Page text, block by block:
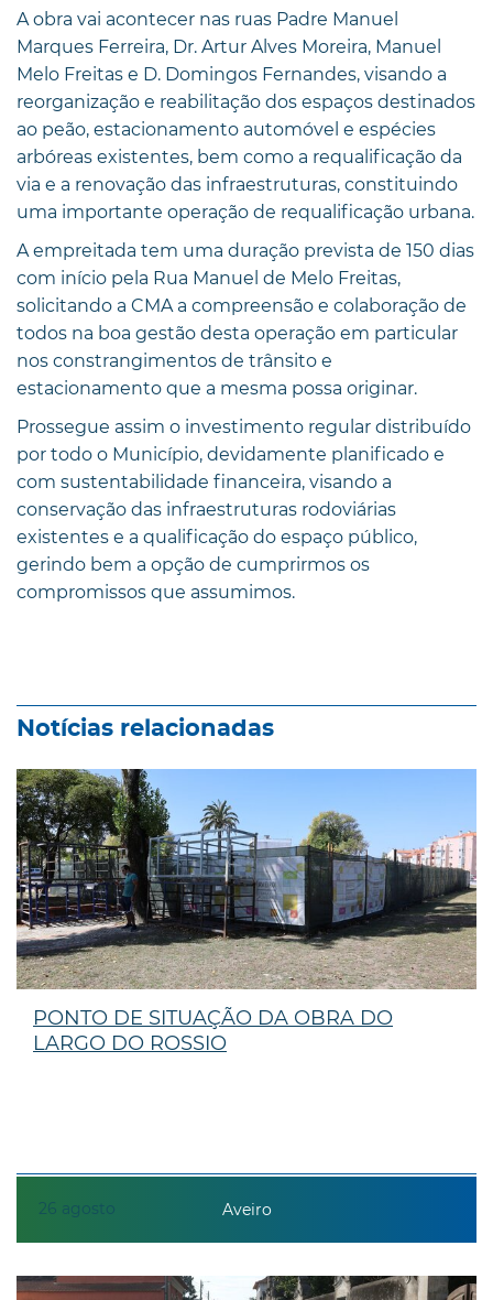
A obra vai acontecer nas ruas Padre Manuel
Marques Ferreira, Dr. Artur Alves Moreira, Manuel
Melo Freitas e D. Domingos Fernandes, visando a
reorganização e reabilitação dos espaços destinados
ao peão, estacionamento automóvel e espécies
arbóreas existentes, bem como a requalificação da
via e a renovação das infraestruturas, constituindo
uma importante operação de requalificação urbana.
A empreitada tem uma duração prevista de 150 dias
com início pela Rua Manuel de Melo Freitas,
solicitando a CMA a compreensão e colaboração de
todos na boa gestão desta operação em particular
nos constrangimentos de trânsito e
estacionamento que a mesma possa originar.
Prossegue assim o investimento regular distribuído
por todo o Município, devidamente planificado e
com sustentabilidade financeira, visando a
conservação das infraestruturas rodoviárias
existentes e a qualificação do espaço público,
gerindo bem a opção de cumprirmos os
compromissos que assumimos.
Notícias relacionadas
26 agosto
PONTO DE SITUAÇÃO DA OBRA DO
LARGO DO ROSSIO
Aveiro